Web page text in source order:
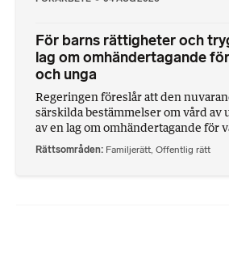
För barns rättigheter och
lag om omhändertagande
och unga
Regeringen föreslår att den
särskilda bestämmelser om vård av
av en lag om omhändertagande för
Rättsområden Familjerätt Offentlig rätt